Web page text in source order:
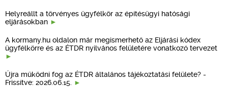
Helyreállt a törvényes ügyfélkör az építésügyi hatósági
eljárásokban
A kormany.hu oldalon már megismerhető az Eljárási kódex
ügyfélkörre és az ÉTDR nyilvános felületére vonatkozó tervezet
Újra működni fog az ÉTDR általános tájékoztatási felülete? -
Frissítve: 2026.06.15.